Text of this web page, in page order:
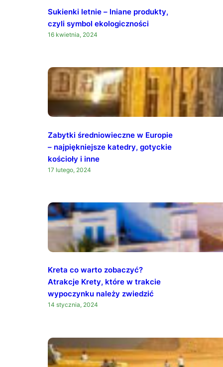
Sukienki letnie – lniane produkty,
czyli symbol ekologiczności
16 kwietnia, 2024
Zabytki średniowieczne w Europie
– najpiękniejsze katedry, gotyckie
kościoły i inne
17 lutego, 2024
Kreta co warto zobaczyć?
Atrakcje Krety, które w trakcie
wypoczynku należy zwiedzić
14 stycznia, 2024